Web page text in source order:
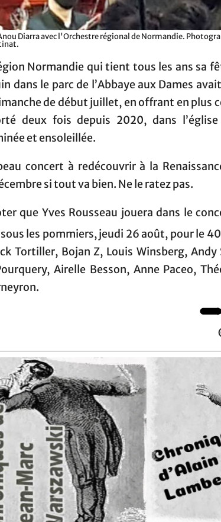
Diarra avec l'Orchestre régional de Normandie.
Normandie qui tient tous les ans sa
dans le parc de l’Abbaye aux Dames
de début juillet, en offrant en plus
deux fois depuis 2020, dans
et ensoleillée.
concert à redécouvrir à la
si tout va bien. Ne le ratez pas.
que Yves Rousseau jouera dans le
sous les pommiers, jeudi 26 août, pour le 40
Tortiller, Bojan Z, Louis Winsberg, Andy
Airelle Besson, Anne Paceo,